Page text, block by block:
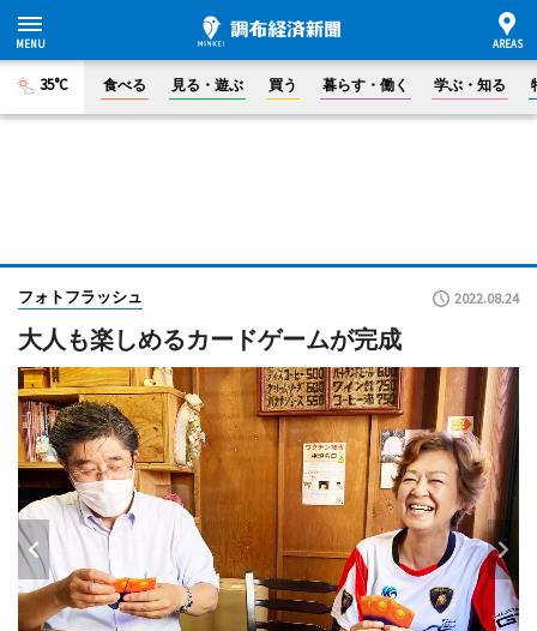
35°C 食べる 見る・遊ぶ 買う 暮らす・働く 学ぶ・知る
フォトフラッシュ 2022.08.24
大人も楽しめるカードゲームが完成